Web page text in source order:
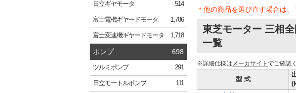
日立ギヤモータ 514
富士電機ギヤードモータ 1,786
富士変速機ギヤードモータ 1,718
ポンプ 698
ツルミ ポンプ 291
日立モートルポンプ 111
＊他の商品を選び直す場合は
東芝モーター 三相
一覧
※詳細仕様は メーカサイトでご確認
型 式